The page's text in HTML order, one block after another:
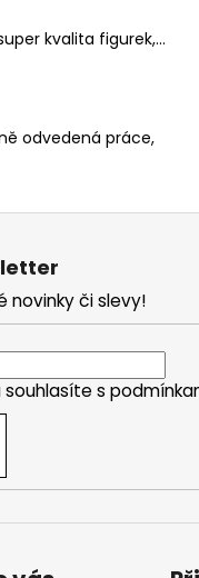
5 z 5 hvězdiček.
kvalita figurek,...
5 z 5 hvězdiček.
odvedená práce,
novinky či slevy!
s